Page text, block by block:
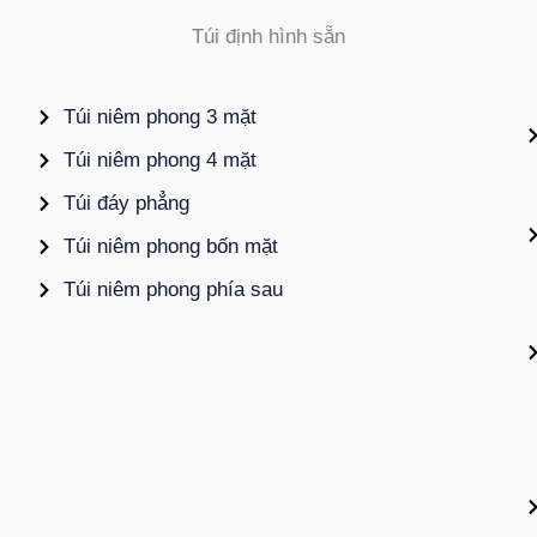
Túi định hình sẵn
Túi niêm phong 3 mặt
Túi niêm phong 4 mặt
Túi đáy phẳng
Túi niêm phong bốn mặt
Túi niêm phong phía sau